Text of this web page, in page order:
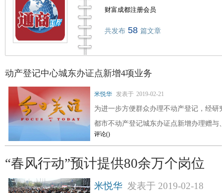
财富成都注册会员
共发布 58 篇文章
动产登记中心城东办证点新增4项业务
米悦华 发表于 2019-02-21
为进一步方便群众办理不动产登记，经研
都市不动产登记城东办证点新增办理赠
评论()
“春风行动”预计提供80余万个岗位
米悦华 发表于 2019-02-18